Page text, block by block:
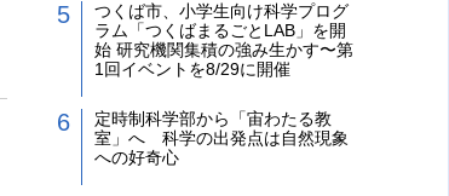
つくば市、小学生向け科学プログ
ラム「つくばまるごとLAB」を開
始 研究機関集積の強み生かす〜第
1回イベントを8/29に開催
定時制科学部から「宙わたる教
室」へ 科学の出発点は自然現象
への好奇心